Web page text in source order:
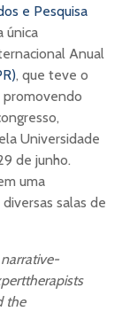
e Pesquisa
única
Anual
, que teve o
promovendo
Universidade
de junho.
uma
salas de
the